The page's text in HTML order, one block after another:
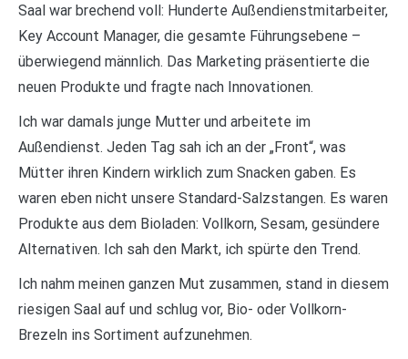
Saal war brechend voll: Hunderte Außendienstmitarbeiter,
Key Account Manager, die gesamte Führungsebene –
überwiegend männlich. Das Marketing präsentierte die
neuen Produkte und fragte nach Innovationen.
Ich war damals junge Mutter und arbeitete im
Außendienst. Jeden Tag sah ich an der „Front“, was
Mütter ihren Kindern wirklich zum Snacken gaben. Es
waren eben nicht unsere Standard-Salzstangen. Es waren
Produkte aus dem Bioladen: Vollkorn, Sesam, gesündere
Alternativen. Ich sah den Markt, ich spürte den Trend.
Ich nahm meinen ganzen Mut zusammen, stand in diesem
riesigen Saal auf und schlug vor, Bio- oder Vollkorn-
Brezeln ins Sortiment aufzunehmen.